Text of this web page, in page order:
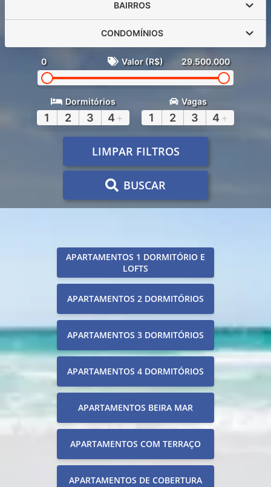
BAIRROS
CONDOMÍNIOS
0 Valor (R$) 29.500.000
Dormitórios
1 2 3 4 +
Vagas
1 2 3 4 +
LIMPAR FILTROS
BUSCAR
APARTAMENTOS 1 DORMITÓRIO E
LOFTS
APARTAMENTOS 2 DORMITÓRIOS
APARTAMENTOS 3 DORMITÓRIOS
APARTAMENTOS 4 DORMITÓRIOS
APARTAMENTOS BEIRA MAR
APARTAMENTOS COM TERRAÇO
APARTAMENTOS DE COBERTURA